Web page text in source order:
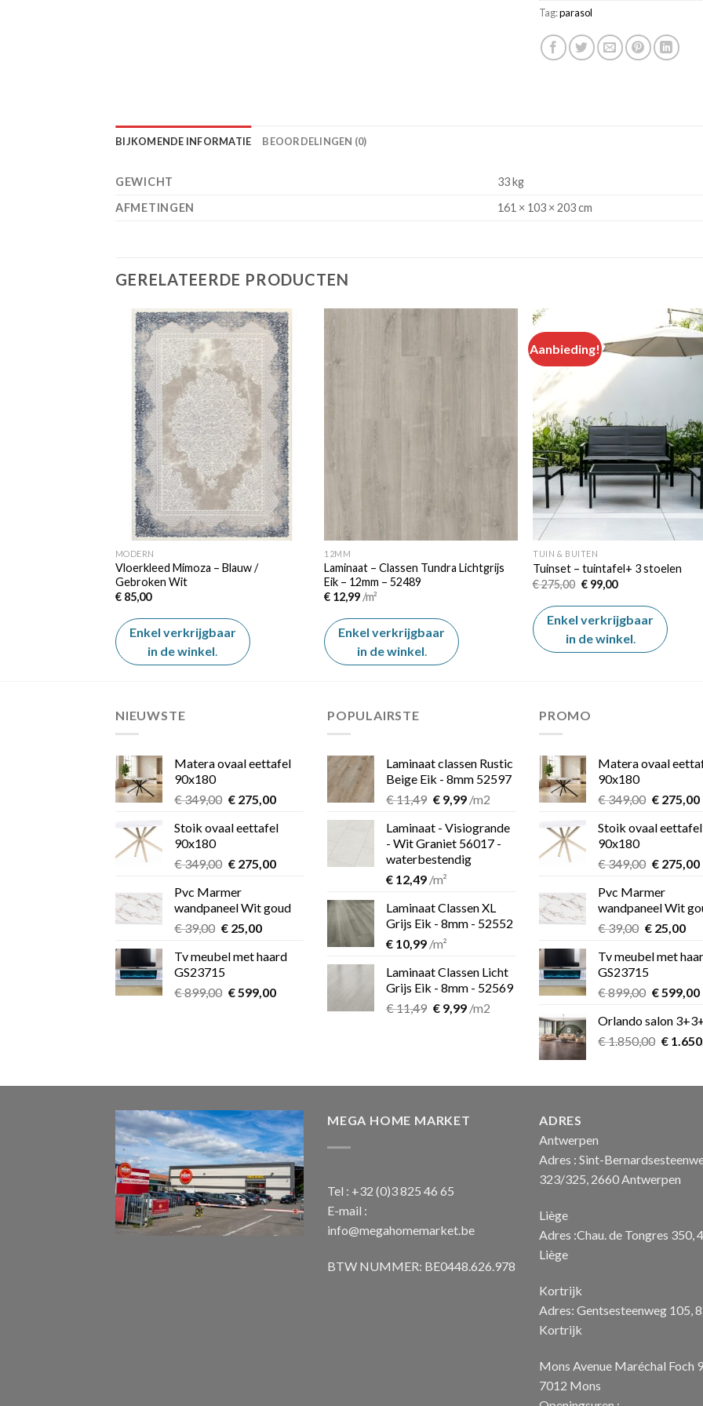
Tag:parasol
BIJKOMENDE INFORMATIE BEOORDELINGEN (0)
GEWICHT
33 kg
AFMETINGEN
161 × 103 × 203 cm
GERELATEERDE PRODUCTEN
Add to
wishlist
MODERN
Vloerkleed Mimoza – Blauw /
Gebroken Wit
€85,00
Enkel verkrijgbaar
in de winkel.
12MM
Laminaat – Classen Tundra Lichtgrijs
Eik – 12mm – 52489
€ 12,99 /m²
Enkel verkrijgbaar
in de winkel.
Aanbieding!
TUIN & BUITEN
Tuinset – tuintafel+ 3 stoelen
€275,00 Oorspronkelijke
was:
€ 275,00.
€99,00Huidige
is:
€ 99,00.
Enkel verkrijgbaar
in de winkel.
NIEUWSTE
Matera ovaal eettafel
90x180
€349,00 Oorspronkelijke
was:
€275,00Huidige
is:
Stoik ovaal eettafel
90x180
€349,00 Oorspronkelijke
was:
€ 349,00.
€275,00Huidige
€ 275,00.
Pvc Marmer
wandpaneel Wit goud
€39,00 Oorspronkelijke
was:
€ 39,00.
€25,00Huidige
is:
Tv meubel met haard
GS23715
€899,00 Oorspronkelijke
€599,00Huidige
POPULAIRSTE
Laminaat classen Rustic
Beige Eik - 8mm 52597
€11,49 Oorspronkelijke
was:
€ 11,49.
€9,99Huidige
is:
€ 9,99.
/m2
Laminaat - Visiogrande
- Wit Graniet 56017 -
waterbestendig
€ 12,49 /m²
Laminaat Classen XL
Grijs Eik - 8mm - 52552
€ 10,99 /m²
Laminaat Classen Licht
Grijs Eik - 8mm - 52569
€11,49 Oorspronkelijke
€9,99Huidige
/m2
PROMO
Matera ovaal
90x180
€349,00
was:
€275,00
is:
Stoik ovaal eettafel
90x180
€349,00
was:
€ 349,00.
€275,00
Pvc Marmer
wandpaneel Wit
€39,00
was:
€ 39,00.
€25,00
is:
Tv meubel met
GS23715
€899,00
was:
€ 899,00.
€599,00
Orlando salon
€1.850,00
€
€
MEGA HOME MARKET
Tel : +32 (0)3 825 46 65
E-mail :
info@megahomemarket.be
BTW NUMMER: BE0448.626.978
ADRES
Antwerpen
Adres : Sint-
323/325, 2660 Antwerpen
Liège
Adres :Chau. de Tongres 350,
Liège
Kortrijk
Adres: Gentsesteenweg 105,
Kortrijk
Mons Avenue Maréchal Foch
7012 Mons